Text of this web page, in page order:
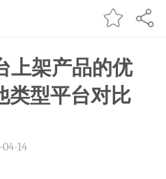
上架产品的优
类型平台对比
14